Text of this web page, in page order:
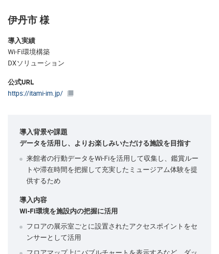
伊丹市 様
導入実績
Wi-Fi環境構築
DXソリューション
公式URL
https://itami-im.jp/
導入背景や課題
データを活用し、よりお楽しみいただける施設を目指す
来館者の行動データをWi-Fiを活用して収集し、鑑賞ルー
トや滞在時間を把握して充実したミュージアム体験を提
供するため
導入内容
Wi-Fi環境を施設内の把握に活用
フロアの展示室ごとに設置されたアクセスポイントをセ
ンサーとして活用